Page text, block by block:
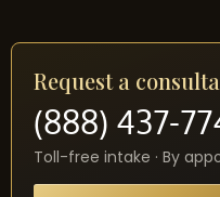
Request a
(888) 437-
Toll-free intake · By